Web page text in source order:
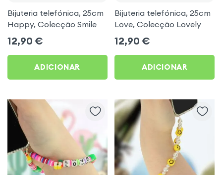
Bijuteria telefónica, 25cm
Happy, Colecção Smile
12,90 €
ADICIONAR
Bijuteria telefónica, 25cm
Love, Colecção Lovely
12,90 €
ADICIONAR